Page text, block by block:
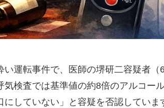
運転事件で、医師の堺研二容疑者（
検査では基準値の約8倍のアルコー
していない」と容疑を否認していま